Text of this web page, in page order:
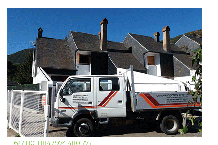
T. 627 801 884 / 974 480 777